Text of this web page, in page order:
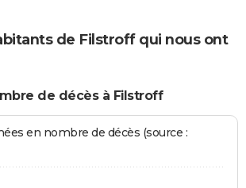
de Filstroff qui nous ont
de décès à Filstroff
en nombre de décès (source :